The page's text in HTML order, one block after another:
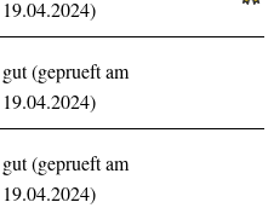
19.04.2024)
gut (geprueft am
19.04.2024)
gut (geprueft am
19.04.2024)